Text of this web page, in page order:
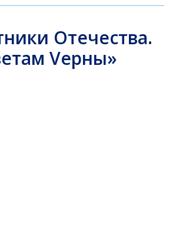
Отечества.
Vерны»